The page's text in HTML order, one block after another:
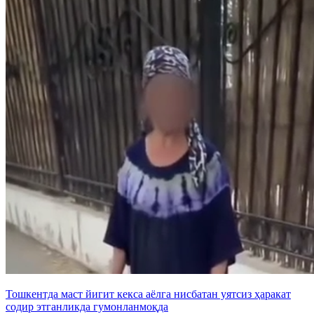
Тошкентда маст йигит кекса аёлга нисбатан уятсиз ҳаракат
содир этганликда гумонланмоқда